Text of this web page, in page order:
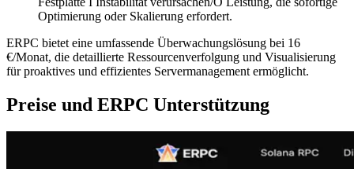
Optimierung oder Skalierung erfordert.
ERPC bietet eine umfassende Überwachungslösung bei 16
€/Monat, die detaillierte Ressourcenverfolgung und Visualisierung
für proaktives und effizientes Servermanagement ermöglicht.
Preise und ERPC Unterstützung